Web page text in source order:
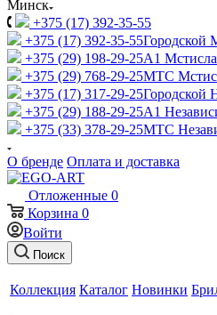
Минск
+375 (17) 392-35-55
+375 (17) 392-35-55Городской
+375 (29) 198-29-25A1
+375 (29) 768-29-25МТС
+375 (17) 317-29-25Городской
+375 (29) 188-29-25A1
+375 (33) 378-29-25МТС
О бренде Оплата и доставка
Отложенные 0
Корзина 0
Войти
Поиск
Коллекция Каталог Новинки